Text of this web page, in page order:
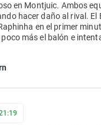
en Montjuic. Ambos
hacer daño al rival. El
en el primer
más el balón e